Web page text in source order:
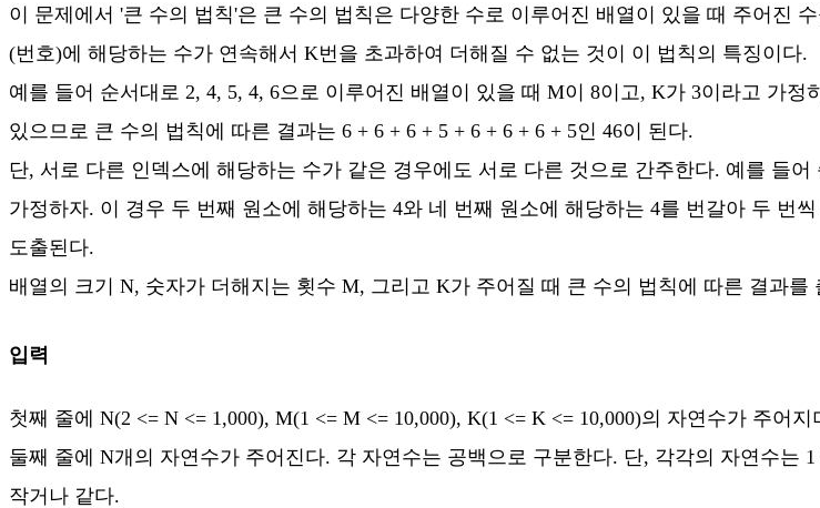
이 문제에서 '큰 수의 법칙'은 큰 수의 법칙은 다양한 수로 이루어진 배열이 있을 때 주어진
(번호)에 해당하는 수가 연속해서 K번을 초과하여 더해질 수 없는 것이 이 법칙의 특징이다.
예를 들어 순서대로 2, 4, 5, 4, 6으로 이루어진 배열이 있을 때 M이 8이고, K가 3이라고 가
있으므로 큰 수의 법칙에 따른 결과는 6 + 6 + 6 + 5 + 6 + 6 + 6 + 5인 46이 된다.
단, 서로 다른 인덱스에 해당하는 수가 같은 경우에도 서로 다른 것으로 간주한다. 예를 들
가정하자. 이 경우 두 번째 원소에 해당하는 4와 네 번째 원소에 해당하는 4를 번갈아 두 번
도출된다.
배열의 크기 N, 숫자가 더해지는 횟수 M, 그리고 K가 주어질 때 큰 수의 법칙에 따른 결과를
입력
첫째 줄에 N(2 <= N <= 1,000), M(1 <= M <= 10,000), K(1 <= K <= 10,000)의 자연수가 주어
둘째 줄에 N개의 자연수가 주어진다. 각 자연수는 공백으로 구분한다. 단, 각각의 자연수는
작거나 같다.